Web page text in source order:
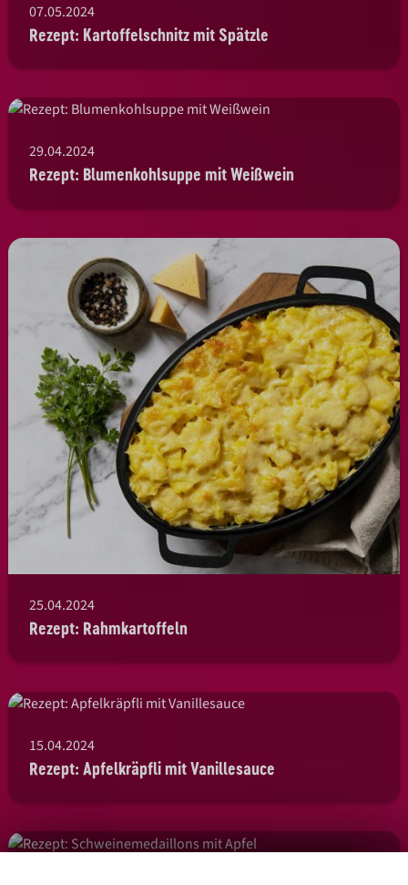
07.05.2024
Rezept: Kartoffelschnitz mit Spätzle
29.04.2024
Rezept: Blumenkohlsuppe mit Weißwein
25.04.2024
Rezept: Rahmkartoffeln
15.04.2024
Rezept: Apfelkräpfli mit Vanillesauce